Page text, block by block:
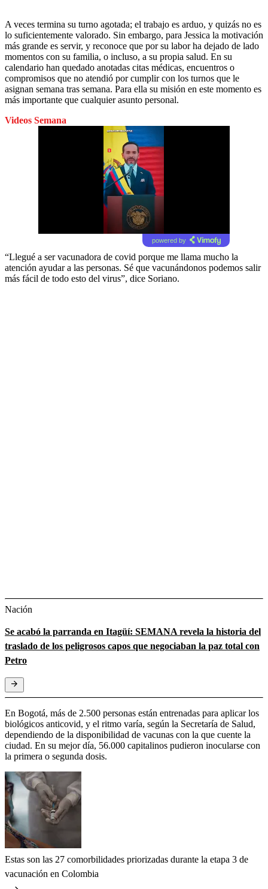
A veces termina su turno agotada; el trabajo es arduo, y quizás no es
lo suficientemente valorado. Sin embargo, para Jessica la motivación
más grande es servir, y reconoce que por su labor ha dejado de lado
momentos con su familia, o incluso, a su propia salud. En su
calendario han quedado anotadas citas médicas, encuentros o
compromisos que no atendió por cumplir con los turnos que le
asignan semana tras semana. Para ella su misión en este momento es
más importante que cualquier asunto personal.
Videos Semana
powered by
“Llegué a ser vacunadora de covid porque me llama mucho la
atención ayudar a las personas. Sé que vacunándonos podemos salir
más fácil de todo esto del virus”, dice Soriano.
Nación
Se acabó la parranda en Itagüí: SEMANA revela la historia del
traslado de los peligrosos capos que negociaban la paz total con
Petro
En Bogotá, más de 2.500 personas están entrenadas para aplicar los
biológicos anticovid, y el ritmo varía, según la Secretaría de Salud,
dependiendo de la disponibilidad de vacunas con la que cuente la
ciudad. En su mejor día, 56.000 capitalinos pudieron inocularse con
la primera o segunda dosis.
Estas son las 27 comorbilidades priorizadas durante la etapa 3 de
vacunación en Colombia